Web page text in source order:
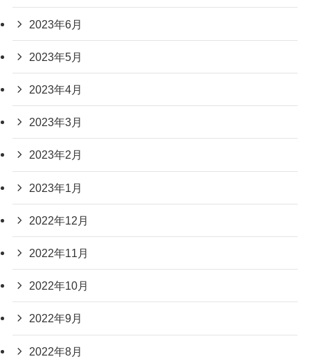
2023年6月
2023年5月
2023年4月
2023年3月
2023年2月
2023年1月
2022年12月
2022年11月
2022年10月
2022年9月
2022年8月